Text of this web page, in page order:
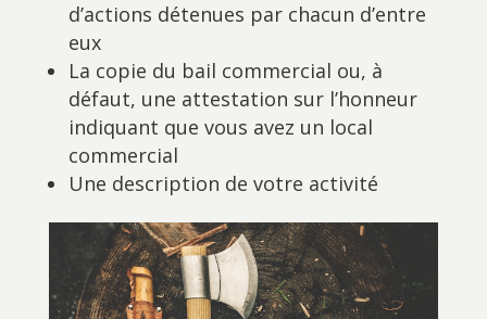
d’actions détenues par chacun d’entre
eux
La copie du bail commercial ou, à
défaut, une attestation sur l’honneur
indiquant que vous avez un local
commercial
Une description de votre activité